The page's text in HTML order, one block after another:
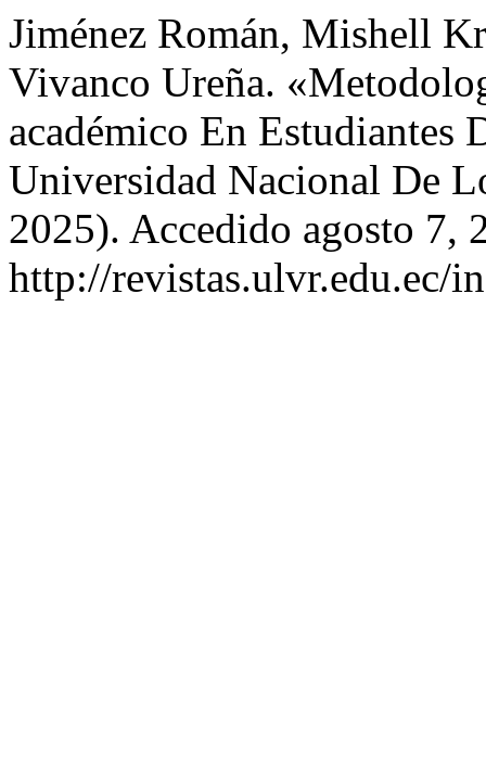
Jiménez Román, Mishell
Vivanco Ureña.
académico En Estudiantes
Universidad Nacional De
2025). Accedido agosto 7,
http://revistas.ulvr.edu.ec/